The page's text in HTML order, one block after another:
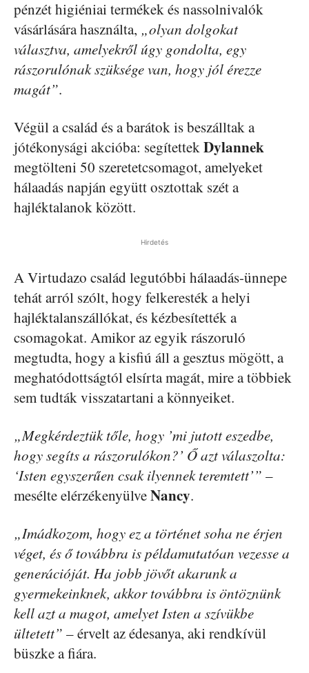
pénzét higiéniai termékek és nassolnivalók
vásárlására használta, „olyan dolgokat
választva, amelyekről úgy gondolta, egy
rászorulónak szüksége van, hogy jól érezze
magát”.
Végül a család és a barátok is beszálltak a
jótékonysági akcióba: segítettekDylannek
megtölteni 50 szeretetcsomagot, amelyeket
hálaadás napján együtt osztottak szét a
hajléktalanok között.
Hirdetés
A Virtudazo család legutóbbi hálaadás-ünnepe
tehát arról szólt, hogy felkeresték a helyi
hajléktalanszállókat, és kézbesítették a
csomagokat. Amikor az egyik rászoruló
megtudta, hogy a kisfiú áll a gesztus mögött, a
meghatódottságtól elsírta magát, mire a többiek
sem tudták visszatartani a könnyeiket.
„Megkérdeztük tőle, hogy ’mi jutott eszedbe,
hogy segíts a rászorulókon?’ Ő azt válaszolta:
‘Isten egyszerűen csak ilyennek teremtett’” –
mesélte elérzékenyülveNancy.
„Imádkozom, hogy ez a történet soha ne érjen
véget, és ő továbbra is példamutatóan vezesse a
generációját. Ha jobb jövőt akarunk a
gyermekeinknek, akkor továbbra is öntöznünk
kell azt a magot, amelyet Isten a szívükbe
ültetett” – érvelt az édesanya, aki rendkívül
büszke a fiára.